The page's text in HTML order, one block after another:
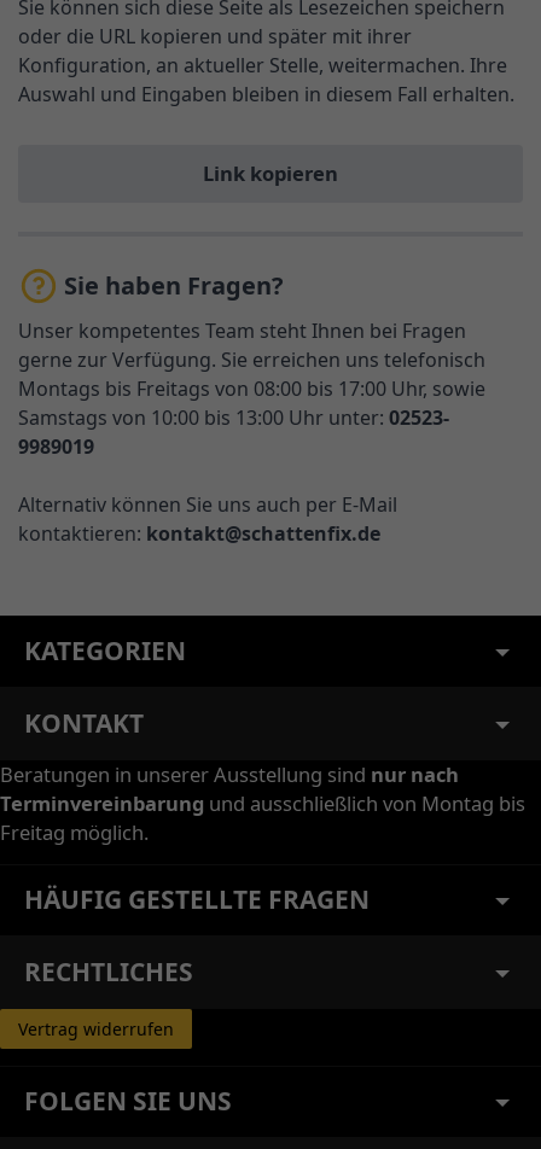
Sie können sich diese Seite als Lesezeichen speichern
oder die URL kopieren und später mit ihrer
Konfiguration, an aktueller Stelle, weitermachen. Ihre
Auswahl und Eingaben bleiben in diesem Fall erhalten.
Link kopieren
Sie haben Fragen?
Unser kompetentes Team steht Ihnen bei Fragen
gerne zur Verfügung. Sie erreichen uns telefonisch
Montags bis Freitags von 08:00 bis 17:00 Uhr, sowie
Samstags von 10:00 bis 13:00 Uhr unter: 02523-
9989019
Alternativ können Sie uns auch per E-Mail
kontaktieren: kontakt@schattenfix.de
KATEGORIEN
KONTAKT
Beratungen in unserer Ausstellung sind nur nach
Terminvereinbarung und ausschließlich von Montag bis
Freitag möglich.
HÄUFIG GESTELLTE FRAGEN
RECHTLICHES
Vertrag widerrufen
FOLGEN SIE UNS